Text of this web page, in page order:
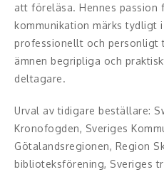
Effektivitet, framgång
Försäljning,
kundfokus
Förändring, organisation,
organisationsutveckling
att föreläsa. Hennes
kommunikation märks tydligt
professionellt och personligt
ämnen begripliga och
deltagare.
Urval av tidigare beställare:
Kronofogden, Sveriges
Götalandsregionen, Region
biblioteksförening, Sveriges